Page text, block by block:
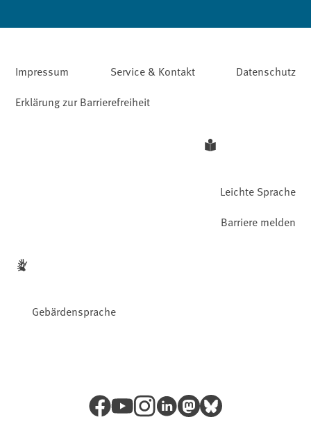
Impressum Service & Kontakt
Datenschutz
Erklärung zur Barrierefreiheit
Leichte Sprache
Gebärdensprache
Barriere melden